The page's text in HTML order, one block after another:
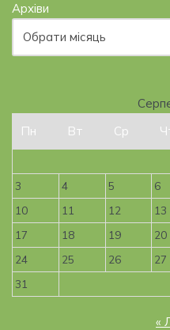
Архіви
Пн
Вт Ср
3
4 5 6
10
11 12 13
17
18 19 20
24
25 26 27
31
«